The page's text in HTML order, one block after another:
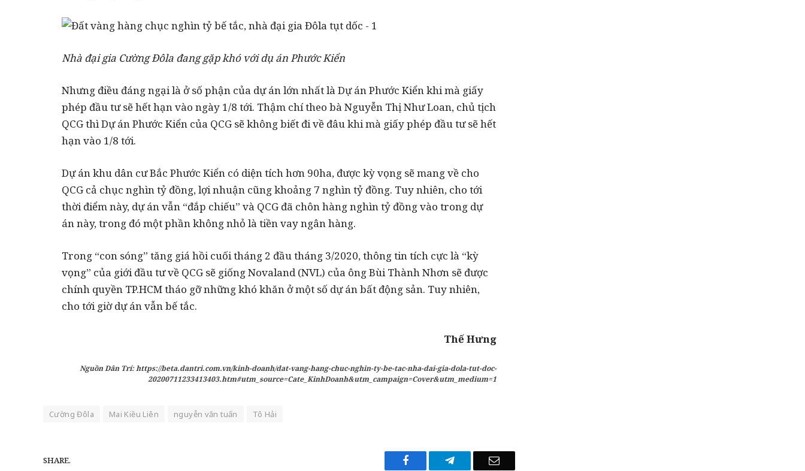
Nhà đại gia Cường Đôla đang gặp khó với dụ án Phước Kiển
Nhưng điều đáng ngại là ở số phận của dự án lớn nhất là Dự án Phước Kiển khi mà giấy
phép đầu tư sẽ hết hạn vào ngày 1/8 tới. Thậm chí theo bà Nguyễn Thị Như Loan, chủ tịch
QCG thì Dự án Phước Kiển của QCG sẽ không biết đi về đâu khi mà giấy phép đầu tư sẽ hết
hạn vào 1/8 tới.
Dự án khu dân cư Bắc Phước Kiển có diện tích hơn 90ha, được kỳ vọng sẽ mang về cho
QCG cả chục nghìn tỷ đồng, lợi nhuận cũng khoảng 7 nghìn tỷ đồng. Tuy nhiên, cho tới
thời điểm này, dự án vẫn “đắp chiếu” và QCG đã chôn hàng nghìn tỷ đồng vào trong dự
án này, trong đó một phần không nhỏ là tiền vay ngân hàng.
Trong “con sóng” tăng giá hồi cuối tháng 2 đầu tháng 3/2020, thông tin tích cực là “kỳ
vọng” của giới đầu tư về QCG sẽ giống Novaland (NVL) của ông Bùi Thành Nhơn sẽ được
chính quyền TP.HCM tháo gỡ những khó khăn ở một số dự án bất động sản. Tuy nhiên,
cho tới giờ dự án vẫn bế tắc.
Thế Hưng
Nguồn Dân Trí: https://beta.dantri.com.vn/kinh-doanh/dat-vang-hang-chuc-nghin-ty-be-tac-nha-dai-gia-dola-tut-doc-
20200711233413403.htm#utm_source=Cate_KinhDoanh&utm_campaign=Cover&utm_medium=1
Cường Đôla Mai Kiều Liên nguyễn văn tuấn Tô Hải
SHARE. Facebook Telegram Email